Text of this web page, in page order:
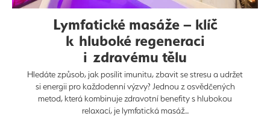
Lymfatické masáže – klíč
k hluboké regeneraci
i zdravému tělu
Hledáte způsob, jak posílit imunitu, zbavit se stresu a udržet
si energii pro každodenní výzvy? Jednou z osvědčených
metod, která kombinuje zdravotní benefity s hlubokou
relaxací, je lymfatická masáž...